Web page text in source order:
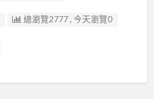
總瀏覽2777 , 今天瀏覽0